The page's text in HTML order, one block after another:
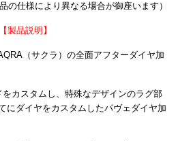
の仕様により異なる場合が御座います）
【製品説明】
（サクラ）の全面アフターダイヤ加
カスタムし、特殊なデザインのラグ部
にダイヤをカスタムしたパヴェダイヤ加